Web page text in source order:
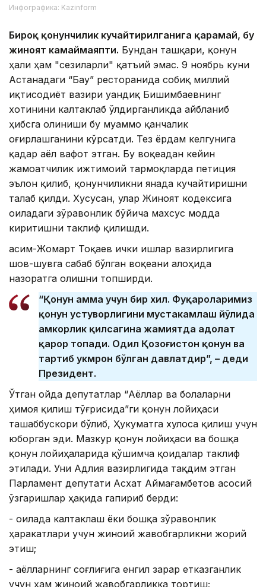
Инфографика: Kazinform
Бироқ қонунчилик кучайтирилганига қарамай, бу
жиноят камаймаяпти. Бундан ташқари, қонун
ҳали ҳам "сезиларли" қатъий эмас. 9 ноябрь куни
Астанадаги “Бау” ресторанида собиқ миллий
иқтисодиёт вазири Қуандиқ Бишимбаевнинг
хотинини калтаклаб ўлдирганликда айбланиб
ҳибсга олиниши бу муаммо қанчалик
оғирлашганини кўрсатди. Тез ёрдам келгунига
қадар аёл вафот этган. Бу воқеадан кейин
жамоатчилик ижтимоий тармоқларда петиция
эълон қилиб, қонунчиликни янада кучайтиришни
талаб қилди. Хусусан, улар Жиноят кодексига
оиладаги зўравонлик бўйича махсус модда
киритишни таклиф қилишди.
Қасим-Жомарт Тоқаев ички ишлар вазирлигига
шов-шувга сабаб бўлган воқеани алоҳида
назоратга олишни топширди.
“Қонун ҳамма учун бир хил. Фуқароларимиз
қонун устуворлигини мустаҳкамлаш йўлида
ҳамкорлик қилсагина жамиятда адолат
қарор топади. Одил Қозоғистон қонун ва
тартиб ҳукмрон бўлган давлатдир”, – деди
Президент.
Ўтган ойда депутатлар “Аёллар ва болаларни
ҳимоя қилиш тўғрисида”ги қонун лойиҳаси
ташаббускори бўлиб, Ҳукуматга хулоса қилиш учун
юборган эди. Мазкур қонун лойиҳаси ва бошқа
қонун лойиҳаларида қўшимча қоидалар таклиф
этилади. Уни Адлия вазирлигида тақдим этган
Парламент депутати Асхат Аймағамбетов асосий
ўзгаришлар ҳақида гапириб берди:
- оилада калтаклаш ёки бошқа зўравонлик
ҳаракатлари учун жиноий жавобгарликни жорий
этиш;
- аёлларнинг соғлиғига енгил зарар етказганлик
учун ҳам жиноий жавобгарликка тортиш;